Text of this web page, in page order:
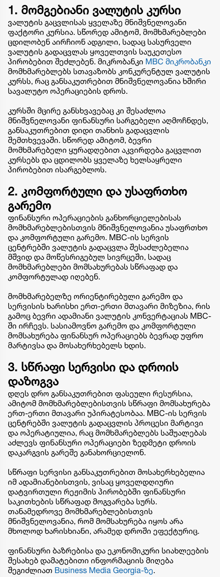
1. მომგებიანი ვალუტის კურსი
ვალუტის გაცვლისას ყველაზე მნიშვნელოვანი
ფაქტორი კურსია. სწორედ ამიტომ, მომხმარებლები
ცდილობენ აირჩიონ ადგილი, სადაც სასურველი
ვალუტის გადაცვლას ყოველთვის საუკეთესო
პირობებით შეძლებენ. მიკრობანკი MBC მიკრობანკი
მომხმარებლებს სთავაზობს კონკურენტულ ვალუტის
კურსს, რაც განსაკუთრებით მნიშვნელოვანია ხშირი
სავალუტო ოპერაციების დროს.
კურსში მცირე განსხვავებაც კი შესაძლოა
მნიშვნელოვანი ფინანსური სარგებელი აღმოჩნდეს,
განსაკუთრებით დიდი თანხის გადაცვლის
შემთხვევაში. სწორედ ამიტომ, ბევრი
მომხმარებელი ყურადღებით აკვირდება გაცვლით
კურსებს და ცდილობს ყველაზე ხელსაყრელი
პირობებით ისარგებლოს.
2. კომფორტული და უსაფრთხო
გარემო
ფინანსური ოპერაციების განხორციელებისას
მომხმარებლებისთვის მნიშვნელოვანია უსაფრთხო
და კომფორტული გარემო. MBC-ის სერვის
ცენტრებში ვალუტის გადაცვლა შესაძლებელია
მშვიდ და მოწესრიგებულ სივრცეში, სადაც
მომხმარებლები მომსახურებას სწრაფად და
კომფორტულად იღებენ.
მომხმარებელზე ორიენტირებული გარემო და
სერვისის ხარისხი ერთ-ერთი მთავარი მიზეზია, რის
გამოც ბევრი ადამიანი ვალუტის კონვერტაციას MBC-
ში ირჩევს. სასიამოვნო გარემო და კომფორტული
მომსახურება ფინანსურ ოპერაციებს ბევრად უფრო
მარტივსა და მოსახერხებელს ხდის.
3. სწრაფი სერვისი და დროის
დაზოგვა
დღეს დრო განსაკუთრებით ფასეული რესურსია,
ამიტომ მომხმარებლებისთვის სწრაფი მომსახურება
ერთ-ერთი მთავარი უპირატესობაა. MBC-ის სერვის
ცენტრებში ვალუტის გადაცვლის პროცესი მარტივი
და ოპერატიულია, რაც მომხმარებლებს საშუალებას
აძლევს ფინანსური ოპერაციები ზედმეტი დროის
დაკარგვის გარეშე განახორციელონ.
სწრაფი სერვისი განსაკუთრებით მოსახერხებელია
იმ ადამიანებისთვის, ვისაც ყოველდღიური
დატვირთული რეჟიმის პირობებში ფინანსური
საკითხების სწრაფად მოგვარება სურს.
თანამედროვე მომხმარებლებისთვის
მნიშვნელოვანია, რომ მომსახურება იყოს არა
მხოლოდ ხარისხიანი, არამედ დროში ეფექტურიც.
ფინანსური ბაზრებისა და ეკონომიკური სიახლეების
შესახებ დამატებითი ინფორმაციის მიღება
შეგიძლიათ Business Media Georgia-ზე.